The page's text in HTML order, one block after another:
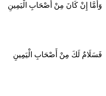
وَأَمَّا إِنْ كَانَ مِنْ أَصْحَابِ الْيَمِينِ
فَسَلَامٌ لَكَ مِنْ أَصْحَابِ الْيَمِينِ